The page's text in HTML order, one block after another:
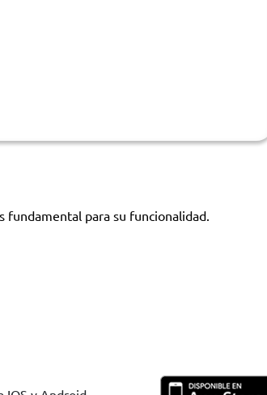
fundamental para su funcionalidad.